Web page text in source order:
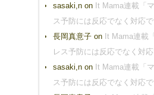
sasaki,n on It Mama連載「
ス予防には反応でなく対応で
長岡真意子 on It Mama連載
レス予防には反応でなく対応
sasaki,n on It Mama連載「
ス予防には反応でなく対応で